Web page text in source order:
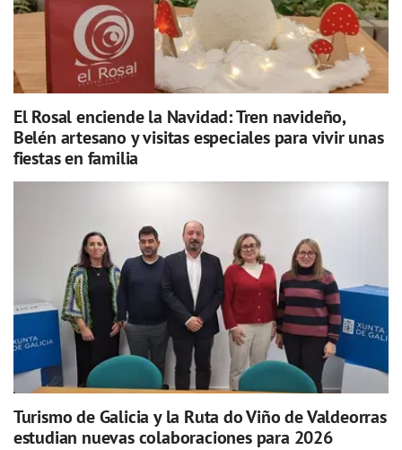
El Rosal enciende la Navidad: Tren navideño,
Belén artesano y visitas especiales para vivir unas
fiestas en familia
Turismo de Galicia y la Ruta do Viño de Valdeorras
estudian nuevas colaboraciones para 2026